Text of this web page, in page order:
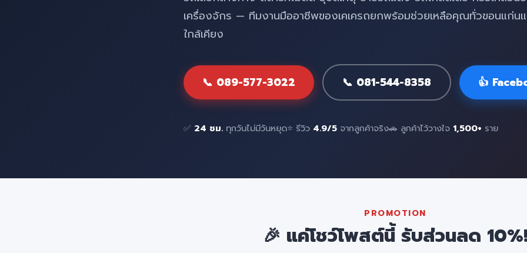
เครื่องจักร — ทีมงานมืออาชีพของเคเครถยกพร้อมช่วยเหลือคุณทั่วขอนแก่น
ใกล้เคียง
📞 089-577-3022 📞 081-544-8358 👍
✅ 24 ชม. ทุกวันไม่มีวันหยุด⭐ รีวิว 4.9/5 จากลูกค้าจริง🚗 ลูกค้าไว้วางใจ 1,500+ ราย
PROMOTION
🎉 แค่โชว์โพสต์นี้ รับส่วนลด